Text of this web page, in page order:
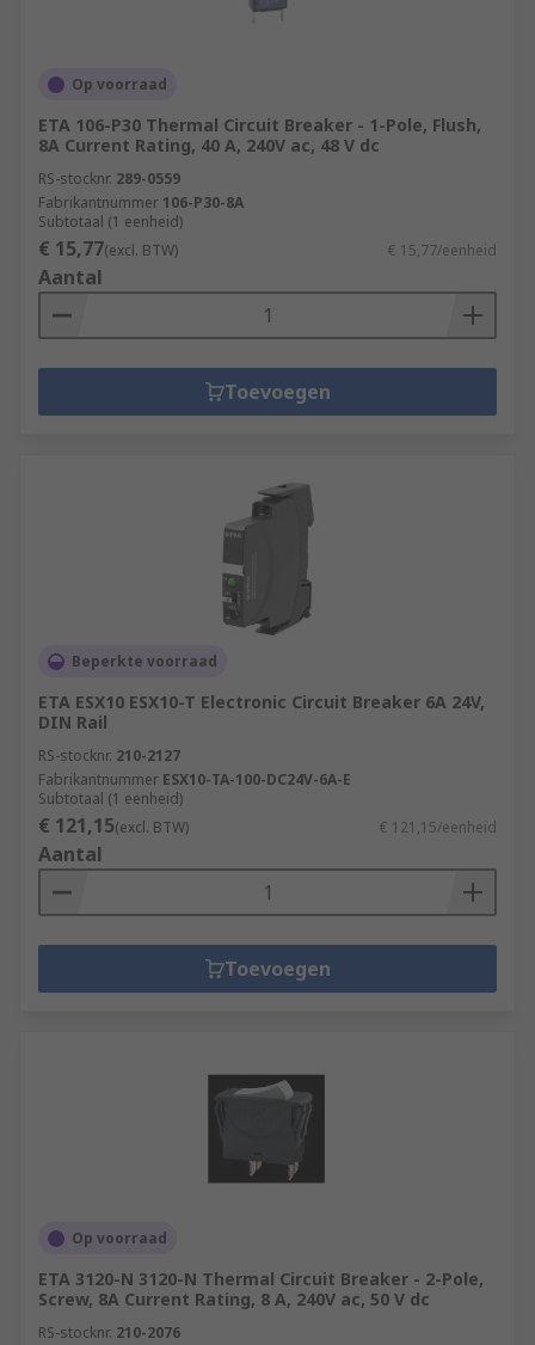
Op voorraad
ETA 106-P30 Thermal Circuit Breaker - 1-Pole, Flush,
8A Current Rating, 40 A, 240V ac, 48 V dc
RS-stocknr. 289-0559
Fabrikantnummer 106-P30-8A
Subtotaal (1 eenheid)
€ 15,77(excl. BTW) € 15,77/eenheid
Aantal
Toevoegen
Beperkte voorraad
ETA ESX10 ESX10-T Electronic Circuit Breaker 6A 24V,
DIN Rail
RS-stocknr. 210-2127
Fabrikantnummer ESX10-TA-100-DC24V-6A-E
Subtotaal (1 eenheid)
€ 121,15(excl. BTW) € 121,15/eenheid
Aantal
Toevoegen
Op voorraad
ETA 3120-N 3120-N Thermal Circuit Breaker - 2-Pole,
Screw, 8A Current Rating, 8 A, 240V ac, 50 V dc
RS-stocknr. 210-2076